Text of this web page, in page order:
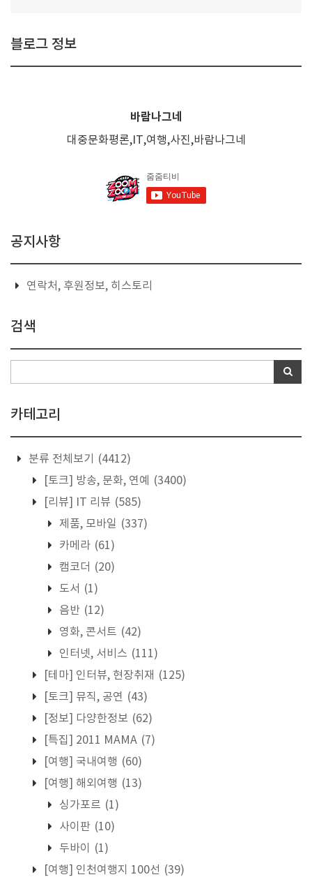
블로그 정보
바람나그네
대중문화평론,IT,여행,사진,바람나그네
공지사항
연락처, 후원정보, 히스토리
검색
카테고리
분류 전체보기
(4412)
[토크] 방송, 문화, 연예
(3400)
[리뷰] IT 리뷰 (585)
제품, 모바일 (337)
카메라 (61)
캠코더 (20)
도서 (1)
음반 (12)
영화, 콘서트 (42)
인터넷, 서비스 (111)
[테마] 인터뷰, 현장취재 (125)
[토크] 뮤직, 공연 (43)
[정보] 다양한정보 (62)
[특집] 2011 MAMA (7)
[여행] 국내여행 (60)
[여행] 해외여행 (13)
싱가포르 (1)
사이판 (10)
두바이
(1)
[여행] 인천여행지 100선 (39)